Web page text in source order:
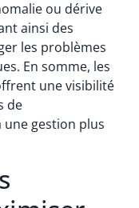
ou dérive
ainsi des
les problèmes
En somme, les
une visibilité
de
gestion plus